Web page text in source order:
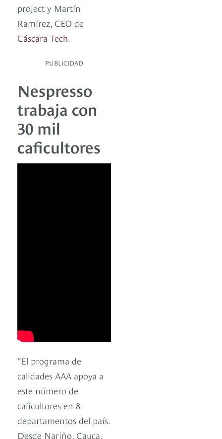
project y Martín
Ramírez, CEO de
Cáscara Tech.
PUBLICIDAD
Nespresso
trabaja con
30 mil
caficultores
“El programa de
calidades AAA apoya a
este número de
caficultores en 8
departamentos del país.
Desde Nariño, Cauca,